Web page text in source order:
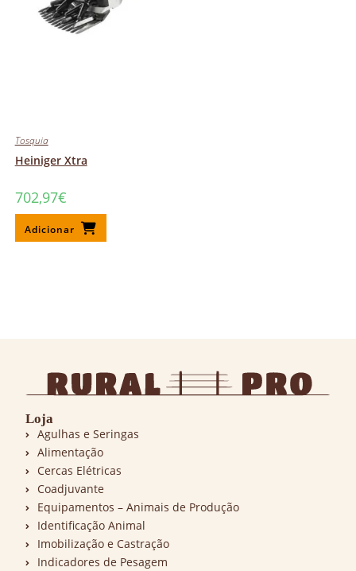
Tosquia
Heiniger Xtra
702,97€
Adicionar
Loja
Agulhas e Seringas
Alimentação
Cercas Elétricas
Coadjuvante
Equipamentos – Animais de Produção
Identificação Animal
Imobilização e Castração
Indicadores de Pesagem